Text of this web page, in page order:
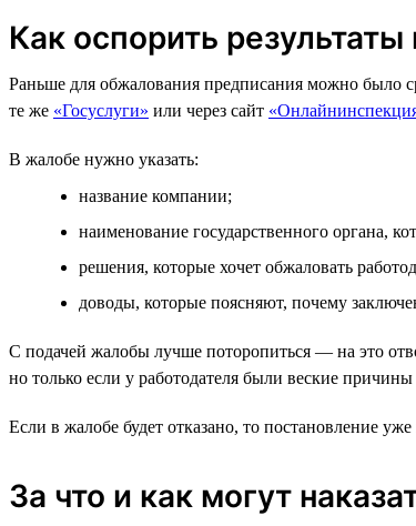
Как оспорить
Раньше для обжалования предписания можно было
те же «Госуслуги» или через сайт
В жалобе нужно указать:
название компании;
наименование государственного органа,
решения, которые хочет обжаловать
доводы, которые поясняют, почему
С подачей жалобы лучше поторопиться — на это
но только если у работодателя были веские
Если в жалобе будет отказано, то постановление
За что и как могут